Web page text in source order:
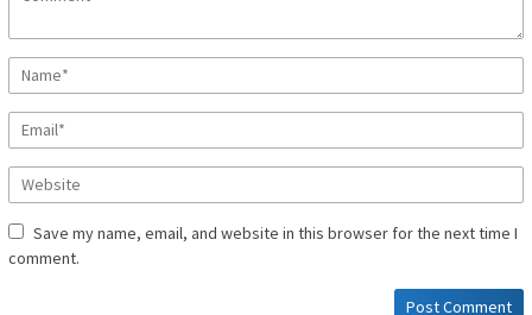
Save my name, email, and website in this browser for the next time I
comment.